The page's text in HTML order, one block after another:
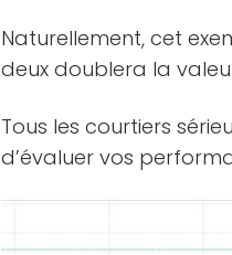
Naturellement, cet
deux doublera la
Tous les courtiers
d’évaluer vos